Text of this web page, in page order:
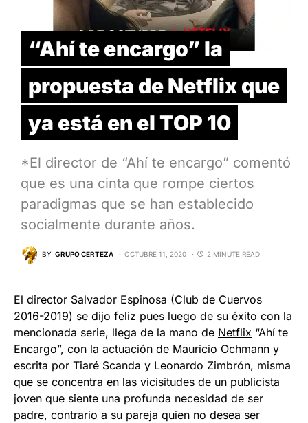
“Ahí te encargo” la
propuesta de Netflix que
ya está en el TOP 10
*El director de “Ahí te encargo” comentó
que es una cinta que rompe ciertos
paradigmas que se han establecido
socialmente durante años.
BY GRUPO CERTEZA OCTUBRE 11, 2020 2 MINUTE READ
El director Salvador Espinosa (Club de Cuervos
2016-2019) se dijo feliz pues luego de su éxito con la
mencionada serie, llega de la mano de Netflix “Ahí te
Encargo”, con la actuación de Mauricio Ochmann y
escrita por Tiaré Scanda y Leonardo Zimbrón, misma
que se concentra en las vicisitudes de un publicista
joven que siente una profunda necesidad de ser
padre, contrario a su pareja quien no desea ser